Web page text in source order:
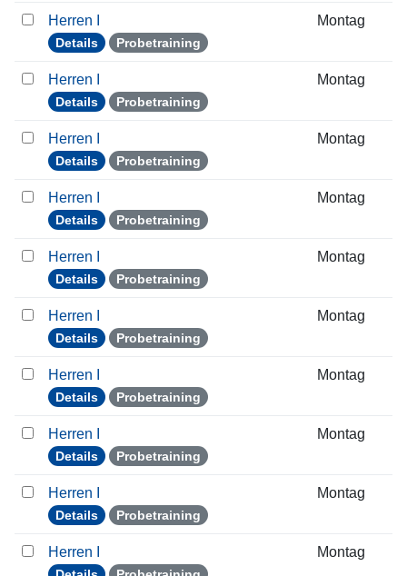
Herren I
Details Probetraining
Montag
Herren I
Details Probetraining
Montag
Herren I
Details Probetraining
Montag
Herren I
Details Probetraining
Montag
Herren I
Details Probetraining
Montag
Herren I
Details Probetraining
Montag
Herren I
Details Probetraining
Montag
Herren I
Details Probetraining
Montag
Herren I
Details Probetraining
Montag
Herren I Montag